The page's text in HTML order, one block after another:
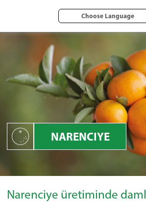
Choose Language
NARENCIYE
Narenciye üretiminde